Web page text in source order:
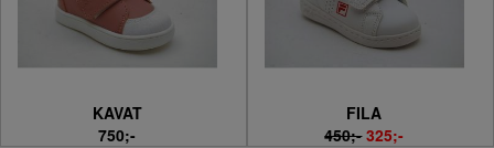
KAVAT
750;-
FILA
450;- 325;-